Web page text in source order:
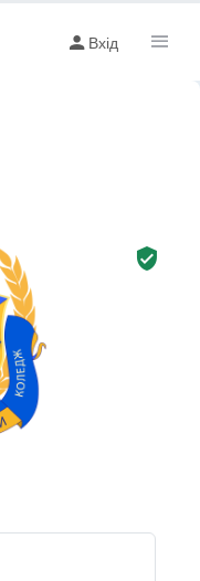
Вхід